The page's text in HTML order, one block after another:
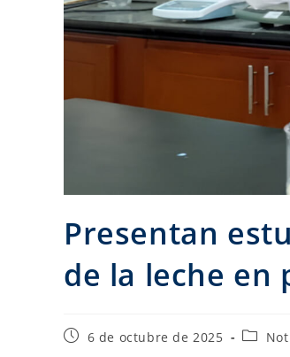
Presentan
de la leche en
6 de octubre de 2025